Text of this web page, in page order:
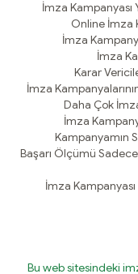
İmza Kampanyası
Online İmza
İmza
İmza
Karar
İmza
Daha Çok
İmza
Kampanyamın
Başarı Ölçümü Sadece
İmza
Bu web sitesindeki